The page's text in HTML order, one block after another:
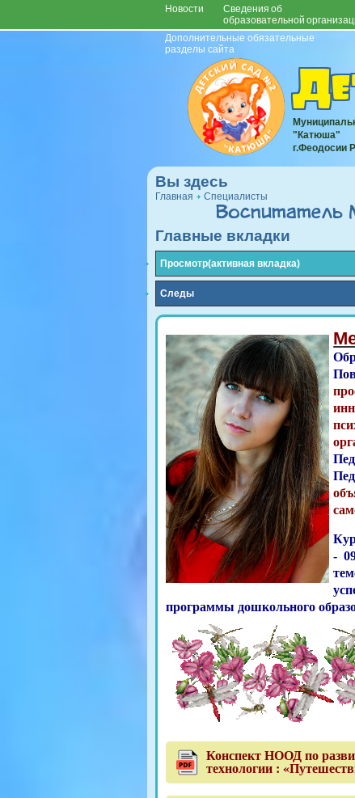
Новости
Сведения об
образовательной
Дополнительные обязательные
разделы сайта
"Катюша"
г.Феодосии
Вы здесь
Главная Специалисты
Воспитатель
Главные вкладки
Просмотр(активная вкладка)
Следы
-
программы дошкольного
Конспект НООД по
технологии :